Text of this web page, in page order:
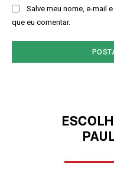
Salve meu nome, e-mail
que eu comentar.